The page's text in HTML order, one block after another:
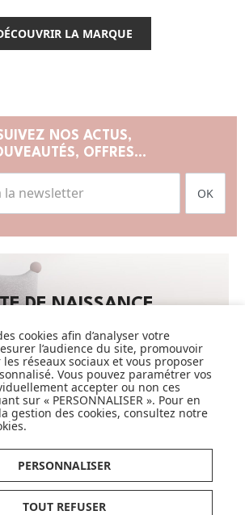
LA MARQUE
NOS ACTUS,
OFFRES...
OK
DE NAISSANCE
JE DÉCOUVRE
CADEAUX
JE DÉCOUVRE
cookies afin d’analyser votre
l’audience du site, promouvoir
les réseaux sociaux et vous proposer
Vous pouvez paramétrer vos
accepter ou non ces
sur « PERSONNALISER ». Pour en
gestion des cookies, consultez notre
.
PERSONNALISER
TOUT REFUSER